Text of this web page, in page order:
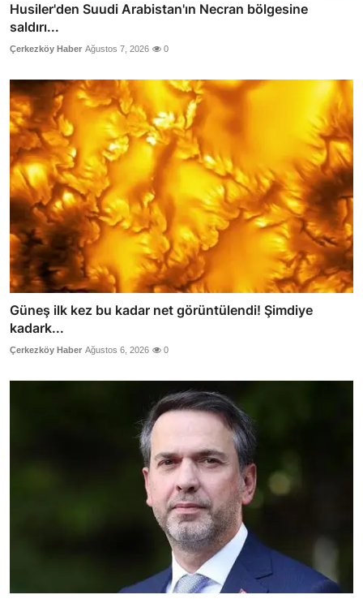
Husiler'den Suudi Arabistan'ın Necran bölgesine
saldırı...
Çerkezköy Haber Ağustos 7, 2026 0
Güneş ilk kez bu kadar net görüntülendi! Şimdiye
kadark...
Çerkezköy Haber Ağustos 6, 2026 0